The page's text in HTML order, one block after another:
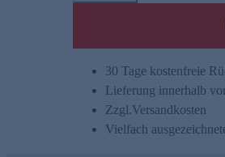
30 Tage kostenfreie
Lieferung innerhalb
Zzgl.Versandkosten
Vielfach